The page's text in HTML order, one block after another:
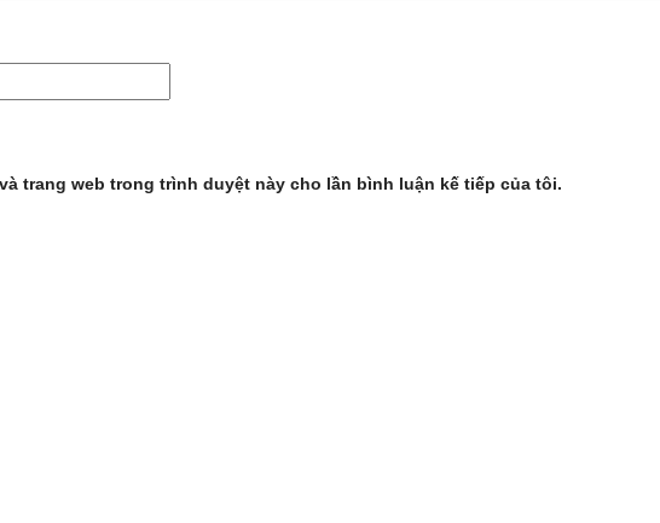
trang web trong trình duyệt này cho lần bình luận kế tiếp của tôi.